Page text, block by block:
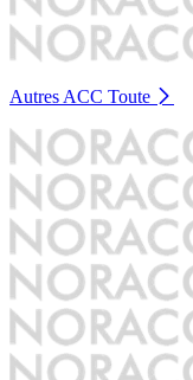
Autres ACC Toute